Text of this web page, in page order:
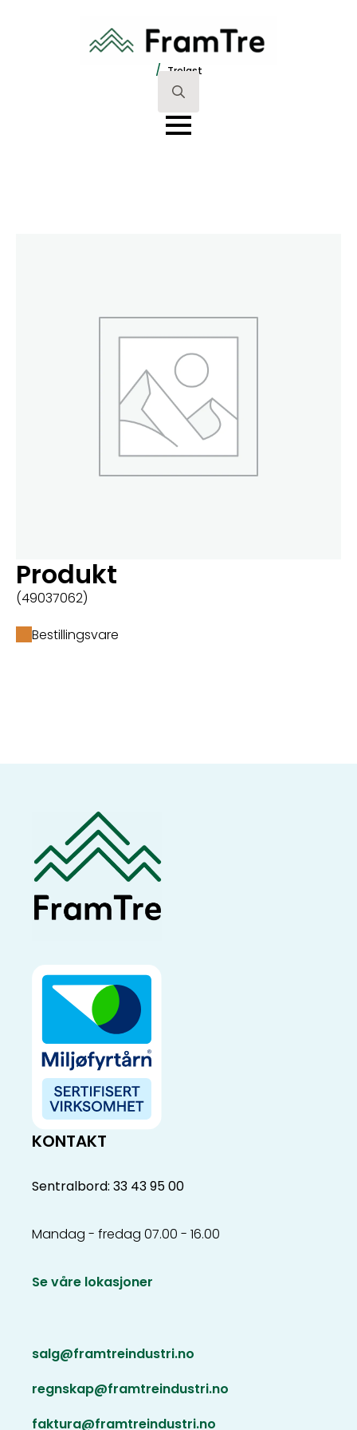
/ Trelast
Search
for:
Produkt
(49037062)
Bestillingsvare
KONTAKT
Sentralbord: 33 43 95 00
Mandag - fredag 07.00 - 16.00
Se våre lokasjoner
salg@framtreindustri.no
regnskap@framtreindustri.no
faktura@framtreindustri.no